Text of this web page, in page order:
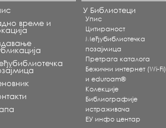
време и
У Библиотеци
Упис
Цитираност
Међубиблиотечка
позајмица
Претрага каталога
Бежични интернет (Wi-Fi)
и eduroam®
Koлекције
Библиографије
истраживача
ЕУ инфо центар